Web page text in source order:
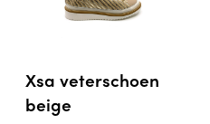
Xsa veterschoen
beige